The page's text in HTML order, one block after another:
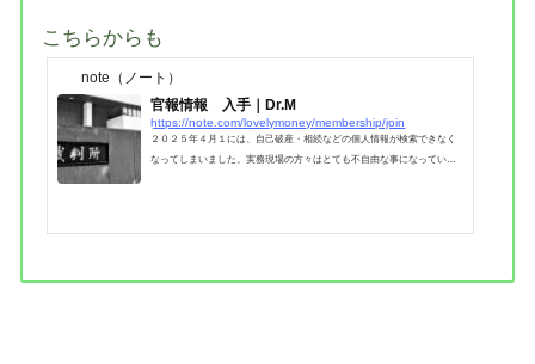
の為...
こちらからも
note（ノート）
官報情報 入手｜Dr.M
https://note.com/lovelymoney/membership/join
２０２５年４月１には、自己破産・相続などの個人情報が検索できなく
なってしまいました。実務現場の方々はとても不自由な事になっている
務効率UPを図りたい、DATAをそれらしく保管したい・・・と言う方々